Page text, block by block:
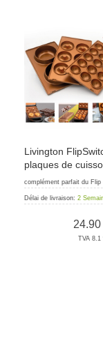
Livington
plaques de
complément parfait du Flip
Délai de livraison: 2
TVA 8.1